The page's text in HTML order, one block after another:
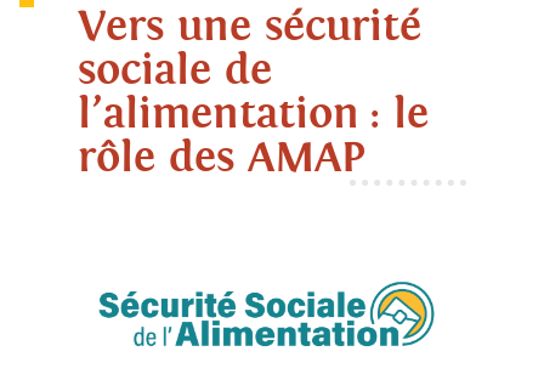
Vers une sécurité
sociale de
l’alimentation : le
rôle des AMAP